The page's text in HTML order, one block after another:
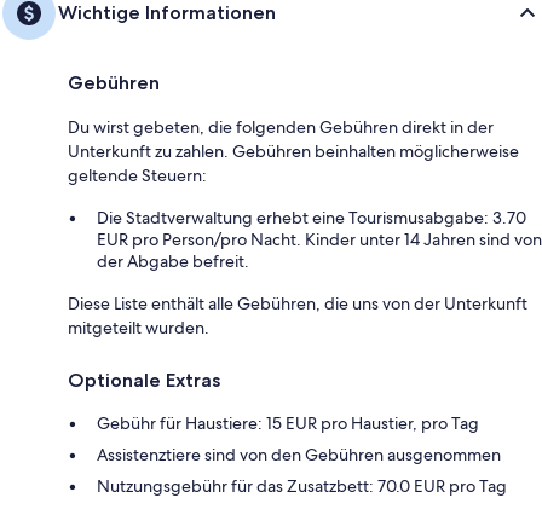
Wichtige Informationen
Gebühren
Du wirst gebeten, die folgenden Gebühren direkt in der
Unterkunft zu zahlen. Gebühren beinhalten möglicherweise
geltende Steuern:
Die Stadtverwaltung erhebt eine Tourismusabgabe: 3.70
EUR pro Person/pro Nacht. Kinder unter 14 Jahren sind von
der Abgabe befreit.
Diese Liste enthält alle Gebühren, die uns von der Unterkunft
mitgeteilt wurden.
Optionale Extras
Gebühr für Haustiere: 15 EUR pro Haustier, pro Tag
Assistenztiere sind von den Gebühren ausgenommen
Nutzungsgebühr für das Zusatzbett: 70.0 EUR pro Tag